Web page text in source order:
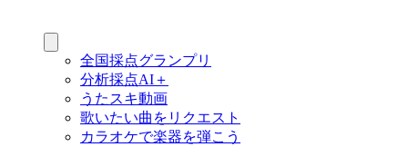
全国採点グランプリ
分析採点AI＋
うたスキ動画
歌いたい曲をリクエスト
カラオケで楽器を弾こう